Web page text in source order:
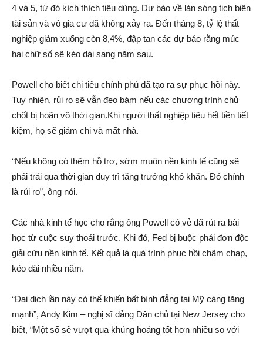
4 và 5, từ đó kích thích tiêu dùng. Dự báo về làn sóng tịch biên
tài sản và vô gia cư đã không xảy ra. Đến tháng 8, tỷ lệ thất
nghiệp giảm xuống còn 8,4%, đập tan các dự báo rằng múc
hai chữ số sẽ kéo dài sang năm sau.
Powell cho biết chi tiêu chính phủ đã tạo ra sự phục hồi này.
Tuy nhiên, rủi ro sẽ vẫn đeo bám nếu các chương trình chủ
chốt bị hoãn vô thời gian.Khi người thất nghiệp tiêu hết tiền tiết
kiệm, họ sẽ giảm chi và mất nhà.
“Nếu không có thêm hỗ trợ, sớm muộn nền kinh tế cũng sẽ
phải trải qua thời gian duy trì tăng trưởng khó khăn. Đó chính
là rủi ro”, ông nói.
Các nhà kinh tế học cho rằng ông Powell có vẻ đã rút ra bài
học từ cuộc suy thoái trước. Khi đó, Fed bị buộc phải đơn độc
giải cứu nền kinh tế. Kết quả là quá trình phục hồi chậm chạp,
kéo dài nhiều năm.
“Đại dịch lần này có thể khiến bất bình đẳng tại Mỹ càng tăng
mạnh”, Andy Kim – nghị sĩ đảng Dân chủ tại New Jersey cho
biết, “Một số sẽ vượt qua khủng hoảng tốt hơn nhiều so với